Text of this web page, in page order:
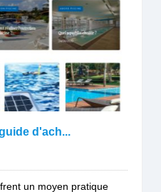
d'ach...
un moyen pratique